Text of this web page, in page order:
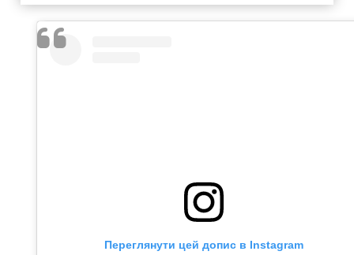
Переглянути цей допис в Instagram